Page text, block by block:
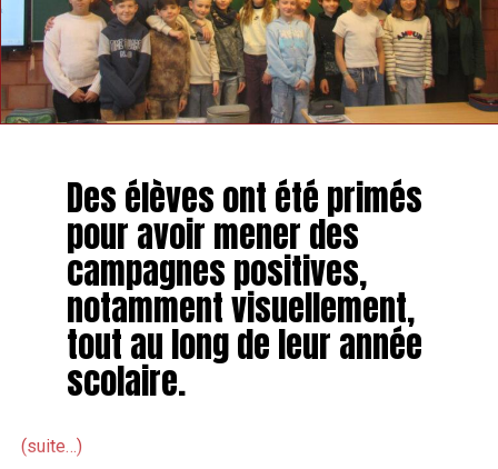
Des élèves ont été primés
pour avoir mener des
campagnes positives,
notamment visuellement,
tout au long de leur année
scolaire.
(suite…)